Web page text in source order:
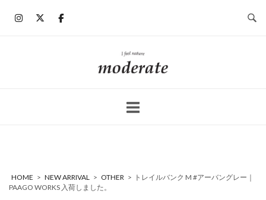
ホ
ー
HOME > NEW ARRIVAL > OTHER > トレイルバンク M #アーバングレー｜
PAAGO WORKS 入荷しました。